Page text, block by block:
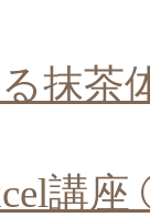
抹茶
講